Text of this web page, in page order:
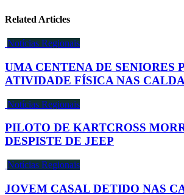
Related Articles
Notícias Regionais
UMA CENTENA DE SENIORES
ATIVIDADE FÍSICA NAS
Notícias Regionais
PILOTO DE KARTCROSS
DESPISTE DE JEEP
Notícias Regionais
JOVEM CASAL DETIDO NAS